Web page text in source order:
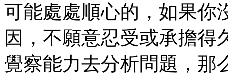
可能處處順心的，如果你
因，不願意忍受或承擔得
覺察能力去分析問題，那